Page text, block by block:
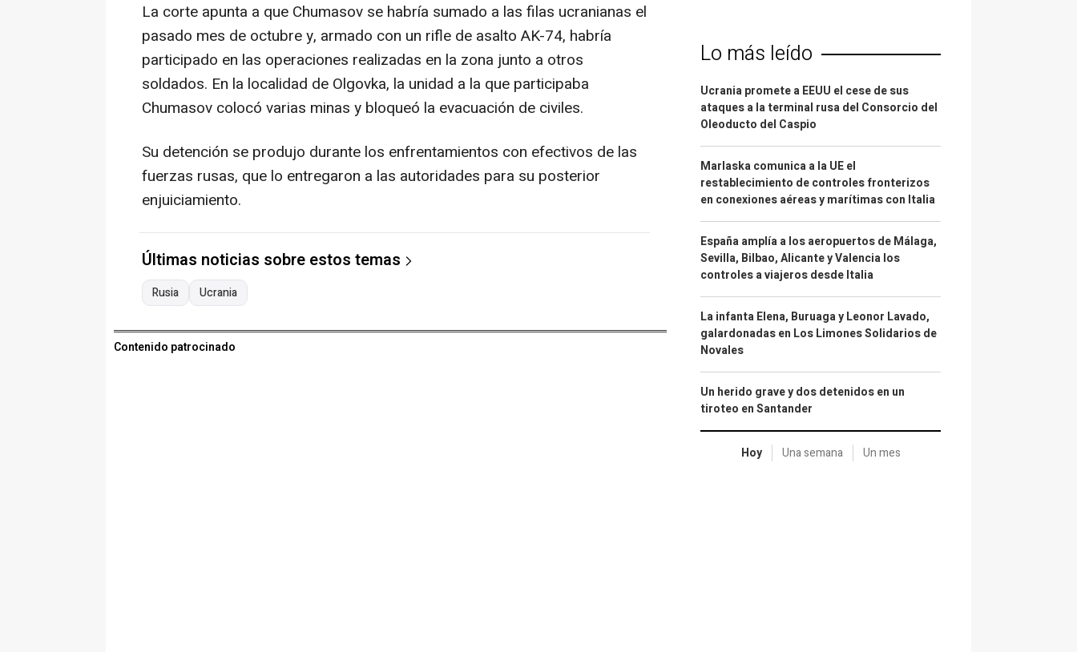
La corte apunta a que Chumasov se habría sumado a las filas ucranianas el
pasado mes de octubre y, armado con un rifle de asalto AK-74, habría
participado en las operaciones realizadas en la zona junto a otros
soldados. En la localidad de Olgovka, la unidad a la que participaba
Chumasov colocó varias minas y bloqueó la evacuación de civiles.
Su detención se produjo durante los enfrentamientos con efectivos de las
fuerzas rusas, que lo entregaron a las autoridades para su posterior
enjuiciamiento.
Últimas noticias sobre estos temas
Rusia Ucrania
Contenido patrocinado
Lo más leído
Ucrania promete a EEUU el cese de sus
ataques a la terminal rusa del Consorcio del
Oleoducto del Caspio
Marlaska comunica a la UE el
restablecimiento de controles fronterizos
en conexiones aéreas y marítimas con Italia
España amplía a los aeropuertos de Málaga,
Sevilla, Bilbao, Alicante y Valencia los
controles a viajeros desde Italia
La infanta Elena, Buruaga y Leonor Lavado,
galardonadas en Los Limones Solidarios de
Novales
Un herido grave y dos detenidos en un
tiroteo en Santander
Hoy Una semana Un mes